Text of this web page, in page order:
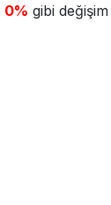
0% gibi